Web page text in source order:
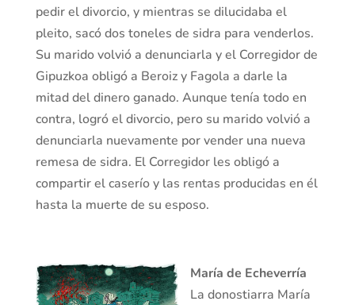
pedir el divorcio, y mientras se dilucidaba el
pleito, sacó dos toneles de sidra para venderlos.
Su marido volvió a denunciarla y el Corregidor de
Gipuzkoa obligó a Beroiz y Fagola a darle la
mitad del dinero ganado. Aunque tenía todo en
contra, logró el divorcio, pero su marido volvió a
denunciarla nuevamente por vender una nueva
remesa de sidra. El Corregidor les obligó a
compartir el caserío y las rentas producidas en él
hasta la muerte de su esposo.
María de Echeverría
La donostiarra María